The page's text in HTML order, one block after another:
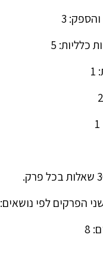
הפרקים לפי נושאים: